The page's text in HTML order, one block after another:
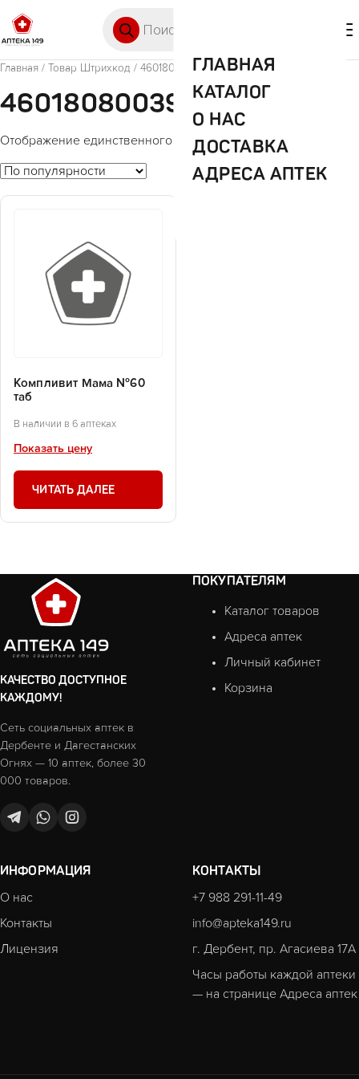
ГЛАВНАЯ
КАТАЛОГ
О НАС
ДОСТАВКА
АДРЕСА АПТЕК
Главная / Товар Штрихкод / 4601808003970
4601808003970
Отображение единственного товара
Компливит Мама №60
таб
В наличии в 6 аптеках
Показать цену
ЧИТАТЬ ДАЛЕЕ
КАЧЕСТВО ДОСТУПНОЕ
КАЖДОМУ!
Сеть социальных аптек в
Дербенте и Дагестанских
Огнях — 10 аптек, более 30
000 товаров.
ПОКУПАТЕЛЯМ
Каталог товаров
Адреса аптек
Личный кабинет
Корзина
ИНФОРМАЦИЯ
О нас
Контакты
Лицензия
КОНТАКТЫ
+7 988 291-11-49
info@apteka149.ru
г. Дербент, пр. Агасиева 17А
Часы работы каждой аптеки
— на странице Адреса аптек